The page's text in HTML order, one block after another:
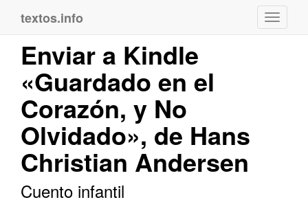
textos.info
Enviar a Kindle
«Guardado en el
Corazón, y No
Olvidado», de Hans
Christian Andersen
Cuento infantil